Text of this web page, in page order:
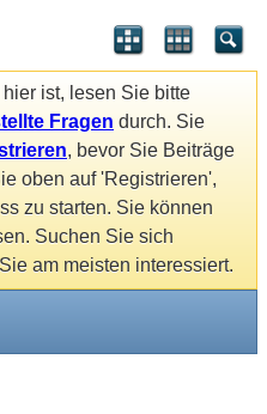
ist, lesen Sie bitte
Fragen durch. Sie
, bevor Sie Beiträge
oben auf 'Registrieren',
zu starten. Sie können
Suchen Sie sich
am meisten interessiert.